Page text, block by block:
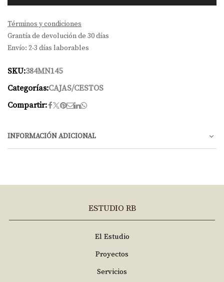
Términos y condiciones
Grantía de devolución de 30 días
Envío: 2-3 días laborables
SKU:384MN145
Categorías:CAJAS/CESTOS
Compartir:
INFORMACIÓN ADICIONAL
ESTUDIO RB
El Estudio
Proyectos
Servicios